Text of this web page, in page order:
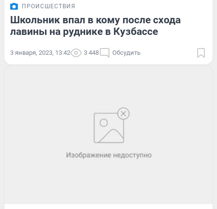
ПРОИСШЕСТВИЯ
Школьник впал в кому после схода
лавины на руднике в Кузбассе
3 января, 2023, 13:42 3 448 Обсудить